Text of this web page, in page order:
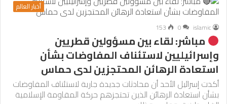
أخبار العالم
islamic
0
153
مباشر: لقاء بين مسؤولين قطريين
وإسرائيليين لاستئناف المفاوضات بشأن
استعادة الرهائن المحتجزين لدى حماس
أكدت إسرائيل الأحد أن محادثات جديدة جارية لاستئناف المفاوضات
بشأن استعادة الرهائن الذين تحتجزهم حركة المقاومة الإسلامية